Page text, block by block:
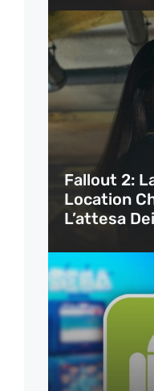
Fallout 2:
Location
L’attesa